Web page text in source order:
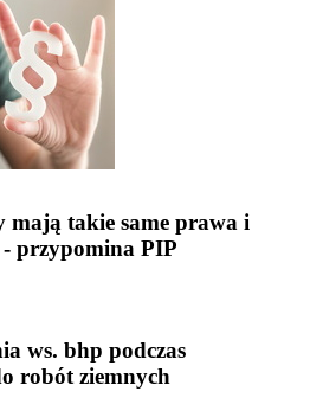
takie same prawa i
przypomina PIP
ws. bhp podczas
robót ziemnych